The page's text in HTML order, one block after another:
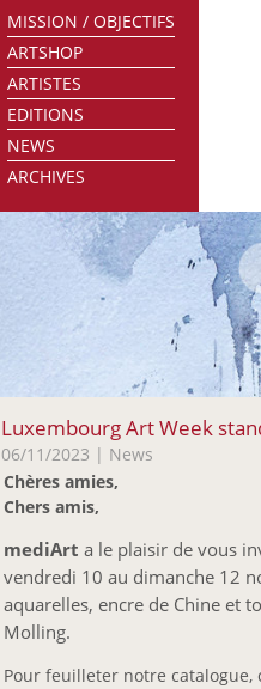
MISSION / OBJECTIFS
ARTSHOP
ARTISTES
EDITIONS
NEWS
ARCHIVES
Luxembourg Art Week
06/11/2023 | News
Chères amies,
Chers amis,
mediArt a le plaisir de vous
vendredi 10 au dimanche 12
aquarelles, encre de Chine et
Molling.
Pour feuilleter notre